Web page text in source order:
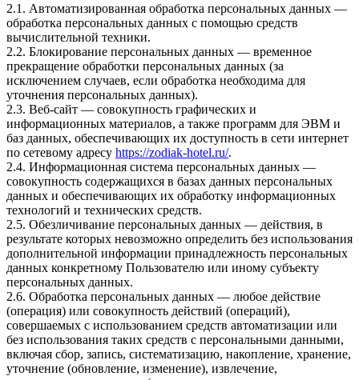
2.1. Автоматизированная обработка персональных данных —
обработка персональных данных с помощью средств
вычислительной техники.
2.2. Блокирование персональных данных — временное
прекращение обработки персональных данных (за
исключением случаев, если обработка необходима для
уточнения персональных данных).
2.3. Веб-сайт — совокупность графических и
информационных материалов, а также программ для ЭВМ и
баз данных, обеспечивающих их доступность в сети интернет
по сетевому адресу https://zodiak-hotel.ru/.
2.4. Информационная система персональных данных —
совокупность содержащихся в базах данных персональных
данных и обеспечивающих их обработку информационных
технологий и технических средств.
2.5. Обезличивание персональных данных — действия, в
результате которых невозможно определить без использования
дополнительной информации принадлежность персональных
данных конкретному Пользователю или иному субъекту
персональных данных.
2.6. Обработка персональных данных — любое действие
(операция) или совокупность действий (операций),
совершаемых с использованием средств автоматизации или
без использования таких средств с персональными данными,
включая сбор, запись, систематизацию, накопление, хранение,
уточнение (обновление, изменение), извлечение,